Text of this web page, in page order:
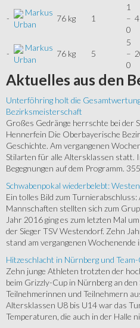
-
Markus
Urban
76 kg 1
1
–
0
4
-
Markus
Urban
76 kg 5
5
–
0
Aktuelles aus den
Unterföhring holt die
Bezirksmeisterschaft
Großes Gedränge herrschte bei der
Hennerfein Die Oberbayerische
Geschichte. Am vergangenen
Stilarten für alle Altersklassen statt.
Begegnungen auf dem Programm.
Schwabenpokal wiederbelebt:
Ein tolles Bild zum
Mannschaften stellten sich zum
Jahr 2016 ging es zum letzten Mal
der Sieger TSV Westendorf. Zehn
stand am vergangenen Wochenende
Hitzeschlacht in Nürnberg und
Zehn junge Athleten trotzten der
beim Grizzly-Cup in Nürnberg an
Teilnehmerinnen und Teilnehmern
Altersklassen U8 bis U14 war das
Temperaturen, die auch in der Halle